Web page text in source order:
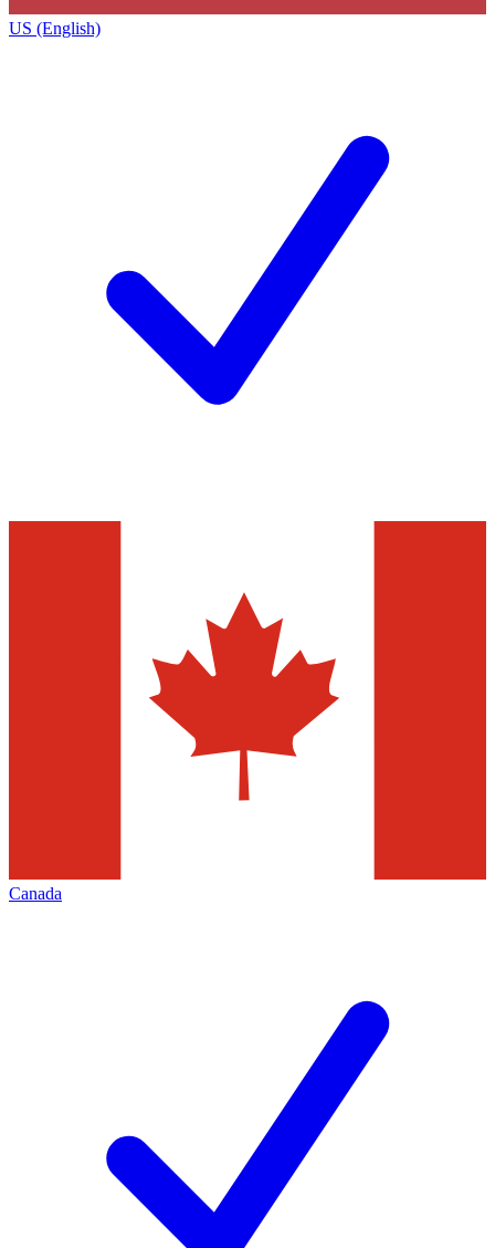
US (English)
Canada